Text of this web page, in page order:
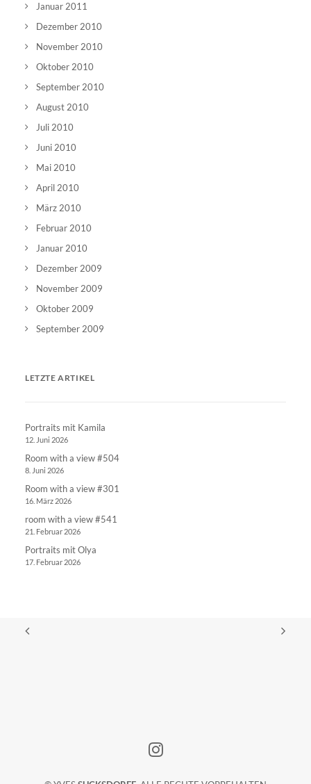
Januar 2011
Dezember 2010
November 2010
Oktober 2010
September 2010
August 2010
Juli 2010
Juni 2010
Mai 2010
April 2010
März 2010
Februar 2010
Januar 2010
Dezember 2009
November 2009
Oktober 2009
September 2009
LETZTE ARTIKEL
Portraits mit Kamila
12. Juni 2026
Room with a view #504
8. Juni 2026
Room with a view #301
16. März 2026
room with a view #541
21. Februar 2026
Portraits mit Olya
17. Februar 2026